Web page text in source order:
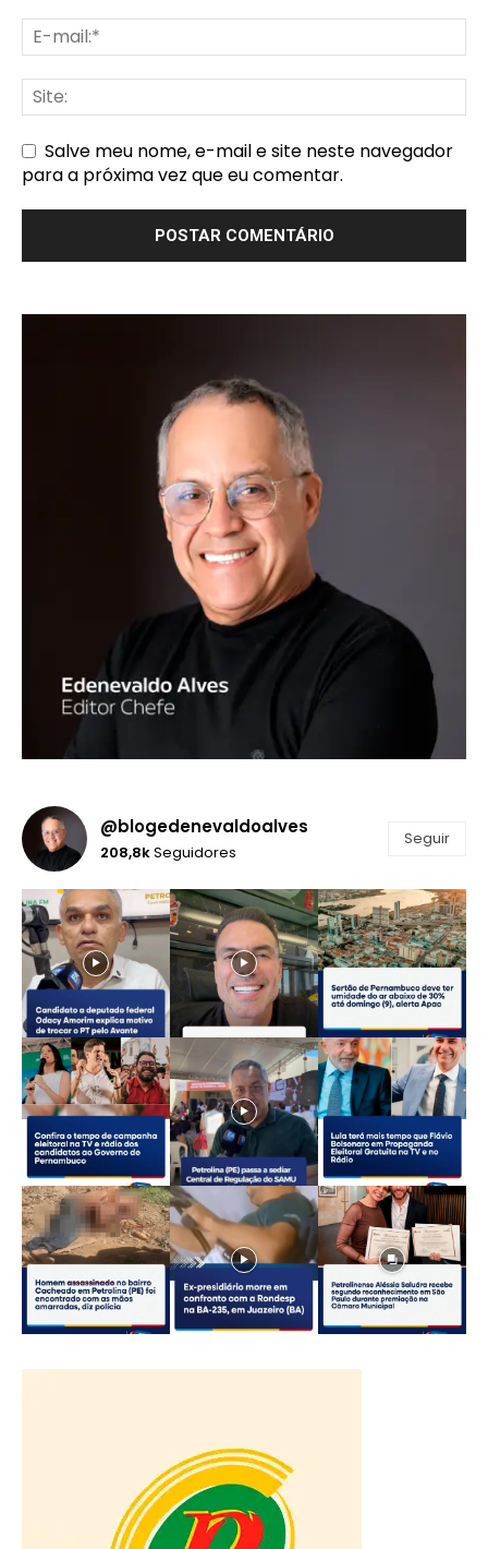
Salve meu nome, e-mail e site neste navegador
para a próxima vez que eu comentar.
@blogedenevaldoalves
208,8kSeguidores
Seguir